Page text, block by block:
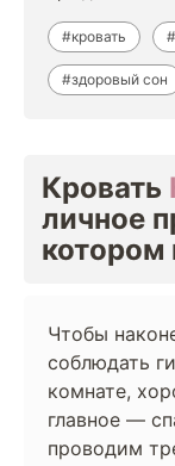
#кровать
#здоровый сон
Кровать
личное
котором
Чтобы
соблюдать
комнате,
главное —
проводим